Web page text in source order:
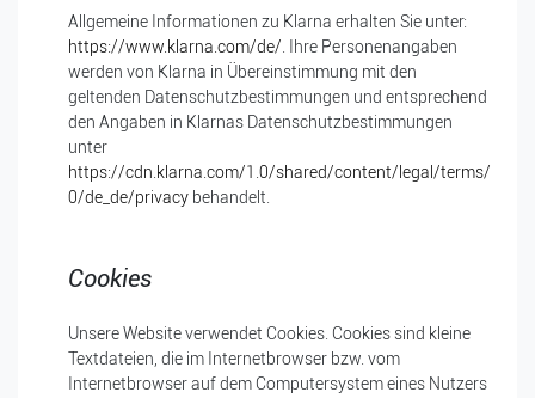
Allgemeine Informationen zu Klarna erhalten Sie unter:
https://www.klarna.com/de/ . Ihre Personenangaben
werden von Klarna in Übereinstimmung mit den
geltenden Datenschutzbestimmungen und entsprechend
den Angaben in Klarnas Datenschutzbestimmungen
unter
https://cdn.klarna.com/1.0/shared/content/legal/terms/
0/de_de/privacy behandelt.
Cookies
Unsere Website verwendet Cookies. Cookies sind kleine
Textdateien, die im Internetbrowser bzw. vom
Internetbrowser auf dem Computersystem eines Nutzers